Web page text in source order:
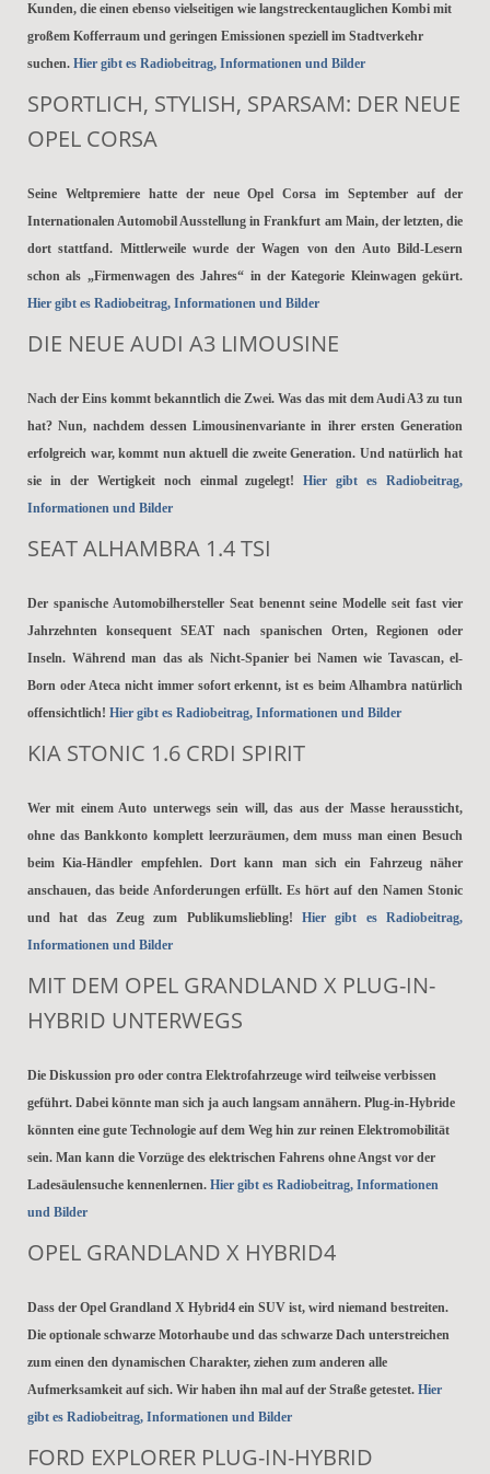
Kunden, die einen ebenso vielseitigen wie langstreckentauglichen Kombi mit
großem Kofferraum und geringen Emissionen speziell im Stadtverkehr
suchen. Hier gibt es Radiobeitrag, Informationen und Bilder
SPORTLICH, STYLISH, SPARSAM: DER NEUE
OPEL CORSA
Seine Weltpremiere hatte der neue Opel Corsa im September auf der
Internationalen Automobil Ausstellung in Frankfurt am Main, der letzten, die
dort stattfand. Mittlerweile wurde der Wagen von den Auto Bild-Lesern
schon als „Firmenwagen des Jahres“ in der Kategorie Kleinwagen gekürt.
Hier gibt es Radiobeitrag, Informationen und Bilder
DIE NEUE AUDI A3 LIMOUSINE
Nach der Eins kommt bekanntlich die Zwei. Was das mit dem Audi A3 zu tun
hat? Nun, nachdem dessen Limousinenvariante in ihrer ersten Generation
erfolgreich war, kommt nun aktuell die zweite Generation. Und natürlich hat
sie in der Wertigkeit noch einmal zugelegt!Hier gibt es Radiobeitrag,
Informationen und Bilder
SEAT ALHAMBRA 1.4 TSI
Der spanische Automobilhersteller Seat benennt seine Modelle seit fast vier
Jahrzehnten konsequent SEAT nach spanischen Orten, Regionen oder
Inseln. Während man das als Nicht-Spanier bei Namen wie Tavascan, el-
Born oder Ateca nicht immer sofort erkennt, ist es beim Alhambra natürlich
offensichtlich! Hier gibt es Radiobeitrag, Informationen und Bilder
KIA STONIC 1.6 CRDI SPIRIT
Wer mit einem Auto unterwegs sein will, das aus der Masse heraussticht,
ohne das Bankkonto komplett leerzuräumen, dem muss man einen Besuch
beim Kia-Händler empfehlen. Dort kann man sich ein Fahrzeug näher
anschauen, das beide Anforderungen erfüllt. Es hört auf den Namen Stonic
und hat das Zeug zum Publikumsliebling! Hier gibt es Radiobeitrag,
Informationen und Bilder
MIT DEM OPEL GRANDLAND X PLUG-IN-
HYBRID UNTERWEGS
Die Diskussion pro oder contra Elektrofahrzeuge wird teilweise verbissen
geführt. Dabei könnte man sich ja auch langsam annähern. Plug-in-Hybride
könnten eine gute Technologie auf dem Weg hin zur reinen Elektromobilität
sein. Man kann die Vorzüge des elektrischen Fahrens ohne Angst vor der
Ladesäulensuche kennenlernen. Hier gibt es Radiobeitrag, Informationen
und Bilder
OPEL GRANDLAND X HYBRID4
Dass der Opel Grandland X Hybrid4 ein SUV ist, wird niemand bestreiten.
Die optionale schwarze Motorhaube und das schwarze Dach unterstreichen
zum einen den dynamischen Charakter, ziehen zum anderen alle
Aufmerksamkeit auf sich. Wir haben ihn mal auf der Straße getestet. Hier
gibt es Radiobeitrag, Informationen und Bilder
FORD EXPLORER PLUG-IN-HYBRID